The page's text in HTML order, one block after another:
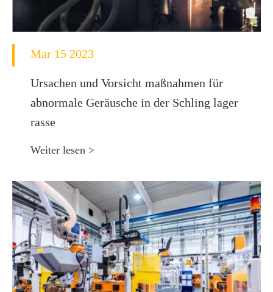
Mar 15 2023
Ursachen und Vorsicht maßnahmen für
abnormale Geräusche in der Schling lager
rasse
Weiter lesen >